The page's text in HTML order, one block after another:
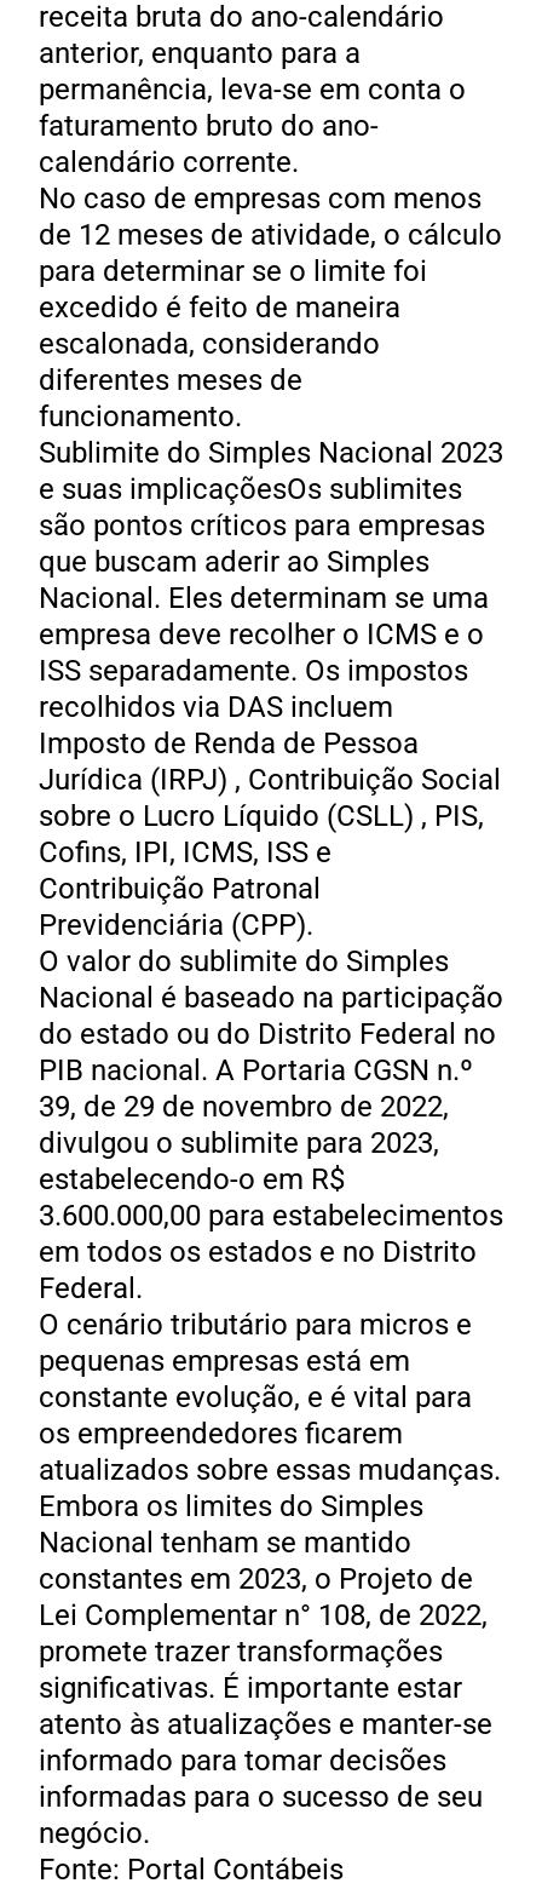
receita bruta do ano-calendário
anterior, enquanto para a
permanência, leva-se em conta o
faturamento bruto do ano-
calendário corrente.
No caso de empresas com menos
de 12 meses de atividade, o cálculo
para determinar se o limite foi
excedido é feito de maneira
escalonada, considerando
diferentes meses de
funcionamento.
Sublimite do Simples Nacional 2023
e suas implicaçõesOs sublimites
são pontos críticos para empresas
que buscam aderir ao Simples
Nacional. Eles determinam se uma
empresa deve recolher o ICMS e o
ISS separadamente. Os impostos
recolhidos via DAS incluem
Imposto de Renda de Pessoa
Jurídica (IRPJ) , Contribuição Social
sobre o Lucro Líquido (CSLL) , PIS,
Cofins, IPI, ICMS, ISS e
Contribuição Patronal
Previdenciária (CPP).
O valor do sublimite do Simples
Nacional é baseado na participação
do estado ou do Distrito Federal no
PIB nacional. A Portaria CGSN n.º
39, de 29 de novembro de 2022,
divulgou o sublimite para 2023,
estabelecendo-o em R$
3.600.000,00 para estabelecimentos
em todos os estados e no Distrito
Federal.
O cenário tributário para micros e
pequenas empresas está em
constante evolução, e é vital para
os empreendedores ficarem
atualizados sobre essas mudanças.
Embora os limites do Simples
Nacional tenham se mantido
constantes em 2023, o Projeto de
Lei Complementar n° 108, de 2022,
promete trazer transformações
significativas. É importante estar
atento às atualizações e manter-se
informado para tomar decisões
informadas para o sucesso de seu
negócio.
Fonte: Portal Contábeis